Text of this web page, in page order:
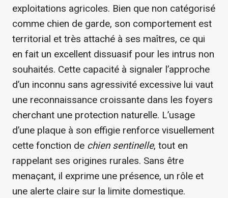
exploitations agricoles. Bien que non catégorisé
comme chien de garde, son comportement est
territorial et très attaché à ses maîtres, ce qui
en fait un excellent dissuasif pour les intrus non
souhaités. Cette capacité à signaler l’approche
d’un inconnu sans agressivité excessive lui vaut
une reconnaissance croissante dans les foyers
cherchant une protection naturelle. L’usage
d’une plaque à son effigie renforce visuellement
cette fonction de chien sentinelle, tout en
rappelant ses origines rurales. Sans être
menaçant, il exprime une présence, un rôle et
une alerte claire sur la limite domestique.